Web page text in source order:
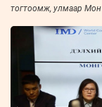
тогтоомж, улмаар Мон